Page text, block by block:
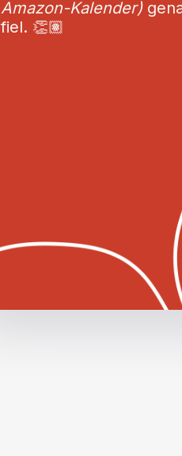
Amazon-Kalender)
fiel. 👏🏽